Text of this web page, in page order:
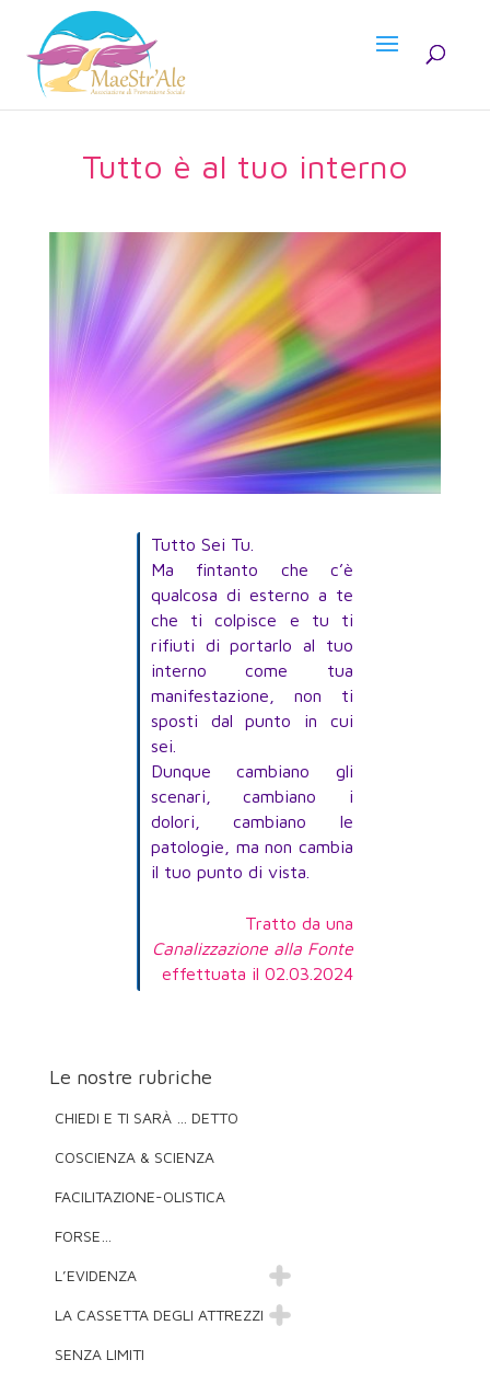
Tutto è al tuo interno
Tutto Sei Tu.
Ma fintanto che c’è
qualcosa di esterno a te
che ti colpisce e tu ti
rifiuti di portarlo al tuo
interno come tua
manifestazione, non ti
sposti dal punto in cui
sei.
Dunque cambiano gli
scenari, cambiano i
dolori, cambiano le
patologie, ma non cambia
il tuo punto di vista.
Tratto da una
Canalizzazione alla Fonte
effettuata il 02.03.2024
Le nostre rubriche
CHIEDI E TI SARÀ … DETTO
COSCIENZA & SCIENZA
FACILITAZIONE-OLISTICA
FORSE…
L’EVIDENZA
LA CASSETTA DEGLI ATTREZZI
SENZA LIMITI